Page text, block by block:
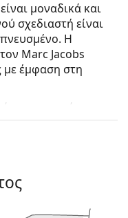
μοναδικά και
σχεδιαστή είναι
Η
Marc Jacobs
με έμφαση στη
είναι γυναικεία
τα γυαλιά